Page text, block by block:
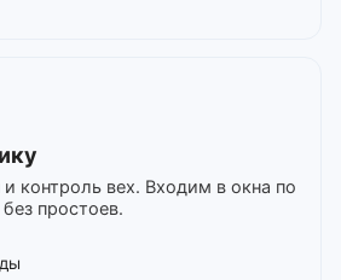
контроль вех. Входим в окна по
простоев.